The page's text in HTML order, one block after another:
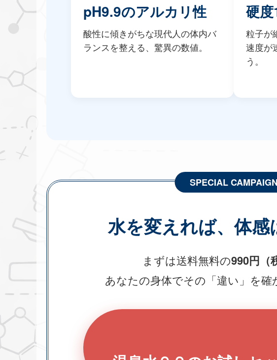
pH9.9のアルカリ性
酸性に傾きがちな現代人の体内バ
ランスを整える、驚異の数値。
硬
粒子が
速度が
う。
SPECIAL CAMPAIGN
水を変えれば、体感
まずは送料無料の990円（
あなたの身体でその「違い」を確